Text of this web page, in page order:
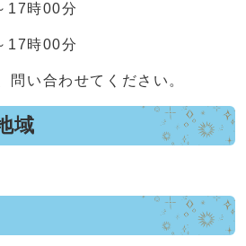
17時00分
17時00分
い合わせてください。
域